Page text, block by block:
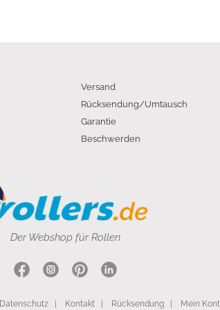
Versand
Rücksendung/Umtausch
Garantie
Beschwerden
Der Webshop für Rollen
Datenschutz| Kontakt| Rücksendung| Mein